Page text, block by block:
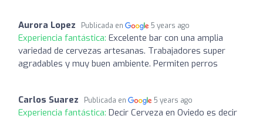
Aurora Lopez Publicada en 5 years ago
Experiencia fantástica: Excelente bar con una amplia
variedad de cervezas artesanas. Trabajadores super
agradables y muy buen ambiente. Permiten perros
Carlos Suarez Publicada en 5 years ago
Experiencia fantástica: Decir Cerveza en Oviedo es decir